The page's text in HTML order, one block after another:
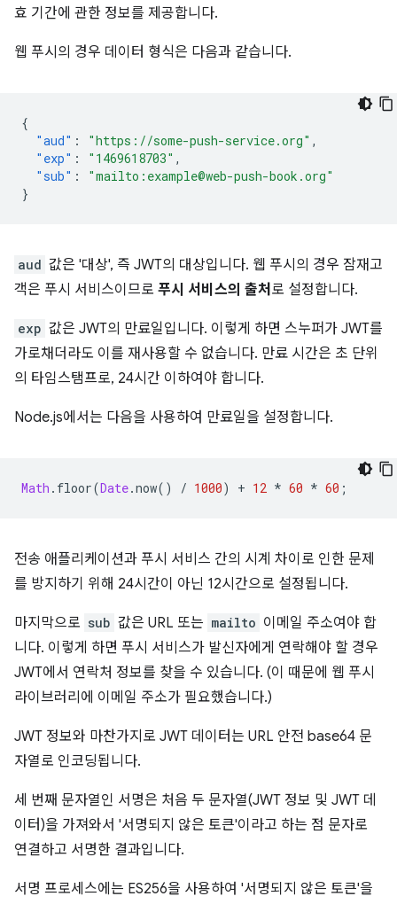
효 기간에 관한 정보를 제공합니다.
웹 푸시의 경우 데이터 형식은 다음과 같습니다.
{
"aud" : "https://some-push-service.org" ,
"exp" : "1469618703" ,
"sub" :
"mailto:example@web-push-book.org"
}
aud 값은 '대상', 즉 JWT의 대상입니다. 웹 푸시의 경우 잠재고
객은 푸시 서비스이므로 푸시 서비스의 출처 로 설정합니다.
exp 값은 JWT의 만료일입니다. 이렇게 하면 스누퍼가 JWT를
가로채더라도 이를 재사용할 수 없습니다. 만료 시간은 초 단위
의 타임스탬프로, 24시간 이하여야 합니다.
Node.js에서는 다음을 사용하여 만료일을 설정합니다.
Math . floor(Date.now() / 1000) + 12 * 60 * 60 ;
전송 애플리케이션과 푸시 서비스 간의 시계 차이로 인한 문제
를 방지하기 위해 24시간이 아닌 12시간으로 설정됩니다.
마지막으로 sub 값은 URL 또는 mailto 이메일 주소여야 합
니다. 이렇게 하면 푸시 서비스가 발신자에게 연락해야 할 경우
JWT에서 연락처 정보를 찾을 수 있습니다. (이 때문에 웹 푸시
라이브러리에 이메일 주소가 필요했습니다.)
JWT 정보와 마찬가지로 JWT 데이터는 URL 안전 base64 문
자열로 인코딩됩니다.
세 번째 문자열인 서명은 처음 두 문자열(JWT 정보 및 JWT 데
이터)을 가져와서 '서명되지 않은 토큰'이라고 하는 점 문자로
연결하고 서명한 결과입니다.
서명 프로세스에는 ES256을 사용하여 '서명되지 않은 토큰'을